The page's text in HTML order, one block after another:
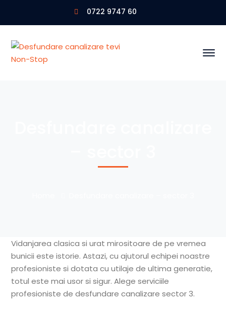
0722 9747 60
Vidanjarea clasica si urat mirositoare de pe vremea
bunicii este istorie. Astazi, cu ajutorul echipei noastre
profesioniste si dotata cu utilaje de ultima generatie,
totul este mai usor si sigur. Alege serviciile
profesioniste de desfundare canalizaresector 3.